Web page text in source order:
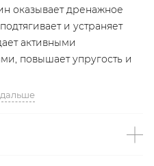
оказывает дренажное
и устраняет
активными
повышает упругость и
инновационных